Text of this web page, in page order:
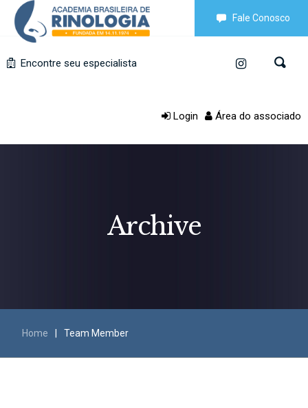
Fale Conosco
Encontre seu especialista
Login Área do associado
Archive
Home Team Member